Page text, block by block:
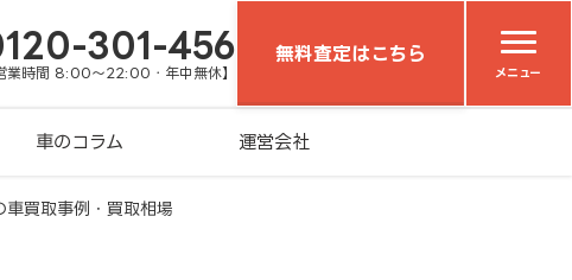
301-456
業時間 8:00～22:00・年中無休】
無料査定はこちら
メニュー
車のコラム 運営会社
車買取事例・買取相場